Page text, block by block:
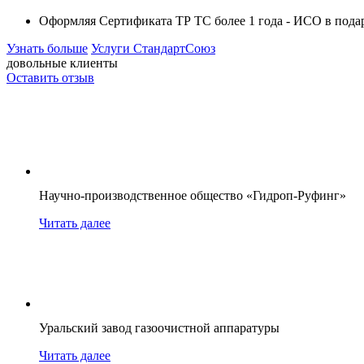
Оформляя Сертификата ТР ТС более 1 года - ИСО в
Узнать больше Услуги СтандартСоюз
довольные клиенты
Оставить отзыв
Научно-производственное общество «Гидроп-Руфинг»
Читать далее
Уральский завод газоочистной аппаратуры
Читать далее